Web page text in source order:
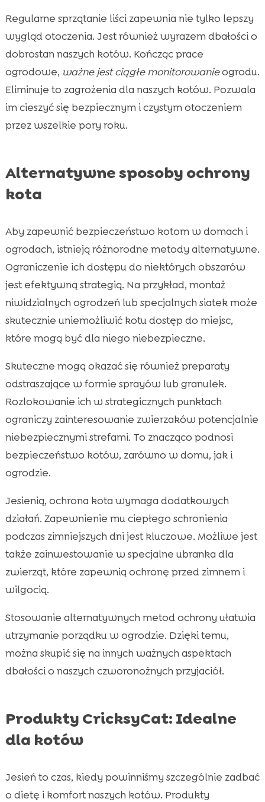
Regularne sprzątanie liści zapewnia nie tylko lepszy
wygląd otoczenia. Jest również wyrazem dbałości o
dobrostan naszych kotów. Kończąc prace
ogrodowe, ważne jest ciągłe monitorowanieogrodu.
Eliminuje to zagrożenia dla naszych kotów. Pozwala
im cieszyć się bezpiecznym i czystym otoczeniem
przez wszelkie pory roku.
Alternatywne sposoby ochrony
kota
Aby zapewnić bezpieczeństwo kotom w domach i
ogrodach, istnieją różnorodne metody alternatywne.
Ograniczenie ich dostępu do niektórych obszarów
jest efektywną strategią. Na przykład, montaż
niwidzialnych ogrodzeń lub specjalnych siatek może
skutecznie uniemożliwić kotu dostęp do miejsc,
które mogą być dla niego niebezpieczne.
Skuteczne mogą okazać się również preparaty
odstraszające w formie sprayów lub granulek.
Rozlokowanie ich w strategicznych punktach
ograniczy zainteresowanie zwierzaków potencjalnie
niebezpiecznymi strefami. To znacząco podnosi
bezpieczeństwo kotów, zarówno w domu, jak i
ogrodzie.
Jesienią, ochrona kota wymaga dodatkowych
działań. Zapewnienie mu ciepłego schronienia
podczas zimniejszych dni jest kluczowe. Możliwe jest
także zainwestowanie w specjalne ubranka dla
zwierząt, które zapewnią ochronę przed zimnem i
wilgocią.
Stosowanie alternatywnych metod ochrony ułatwia
utrzymanie porządku w ogrodzie. Dzięki temu,
można skupić się na innych ważnych aspektach
dbałości o naszych czworonożnych przyjaciół.
Produkty CricksyCat: Idealne
dla kotów
Jesień to czas, kiedy powinniśmy szczególnie zadbać
o dietę i komfort naszych kotów. Produkty